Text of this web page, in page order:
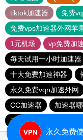
tiktok加速器
免费
免费vps加速器外网苹
1元机场
vp免费加
每天试用一小时加速器
十大免费加速神器
永久免费vqn加速外网
CC加速器
加速器
云帆加速器
永久免费